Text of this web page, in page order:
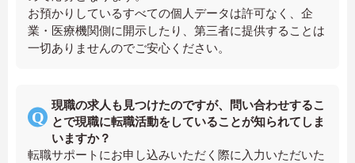
お預かりしているすべての個人データは許可なく、企
業・医療機関側に開示したり、第三者に提供することは
一切ありませんのでご安心ください。
現職の求人も見つけたのですが、問い合わせするこ
とで現職に転職活動をしていることが知られてしま
いますか？
転職サポートにお申し込みいただく際に入力いただいた